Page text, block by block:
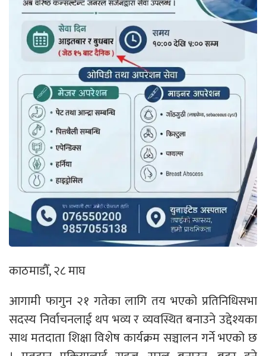
काठमाडौँ, २८ माघ
आगामी फागुन २१ गतेका लागि तय भएको प्रतिनिधिसभा
सदस्य निर्वाचनलाई थप भव्य र व्यवस्थित बनाउने उद्देश्यका
साथ मतदाता शिक्षा विशेष कार्यक्रम सञ्चालन गर्ने भएको छ